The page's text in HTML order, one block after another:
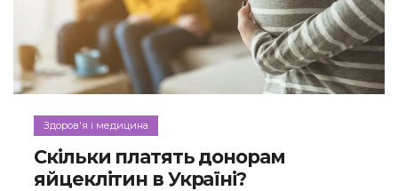
Здоров'я і медицина
Скільки платять донорам
яйцеклітин в Україні?